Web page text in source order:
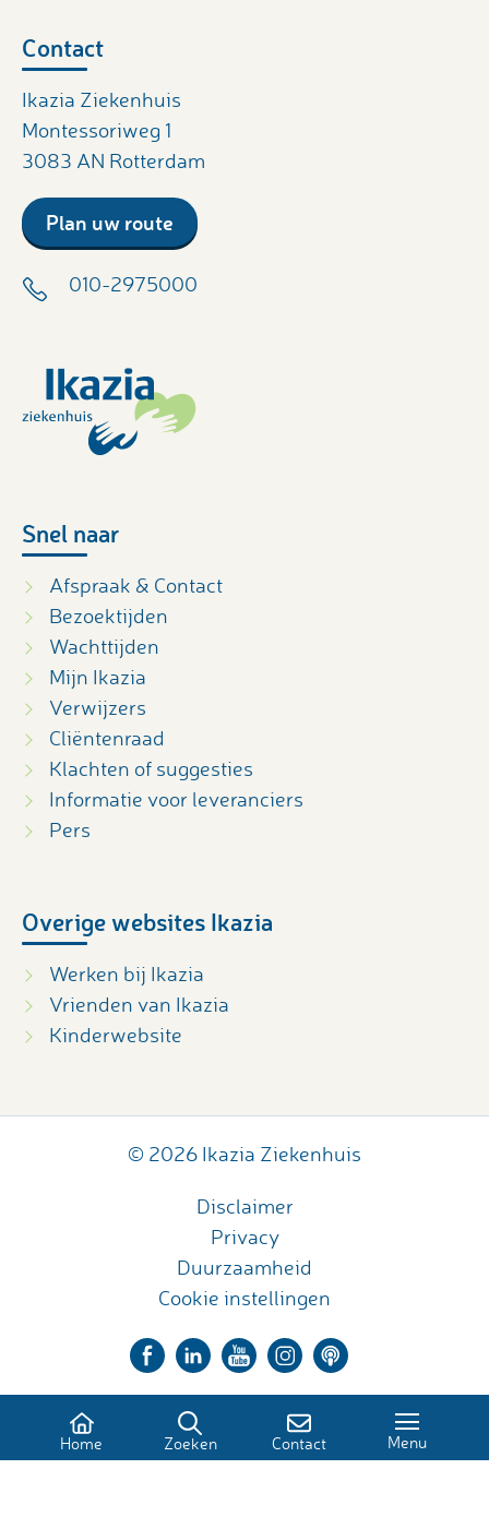
Contact
Ikazia Ziekenhuis
Montessoriweg 1
3083 AN Rotterdam
Plan uw route
010-2975000
Snel naar
Afspraak & Contact
Bezoektijden
Wachttijden
Mijn Ikazia
Verwijzers
Cliëntenraad
Klachten of suggesties
Informatie voor leveranciers
Pers
Overige websites Ikazia
Werken bij Ikazia
Vrienden van Ikazia
Kinderwebsite
© 2026 Ikazia Ziekenhuis
Disclaimer
Privacy
Duurzaamheid
Cookie instellingen
Home Zoeken Contact Menu